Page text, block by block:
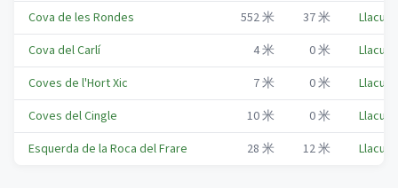
Cova de les Rondes
552米 37米
Cova del Carlí
4米 0米
Coves de l'Hort Xic
7米 0米
Coves del Cingle
10米 0米
Esquerda de la Roca del Frare
28 米 12米